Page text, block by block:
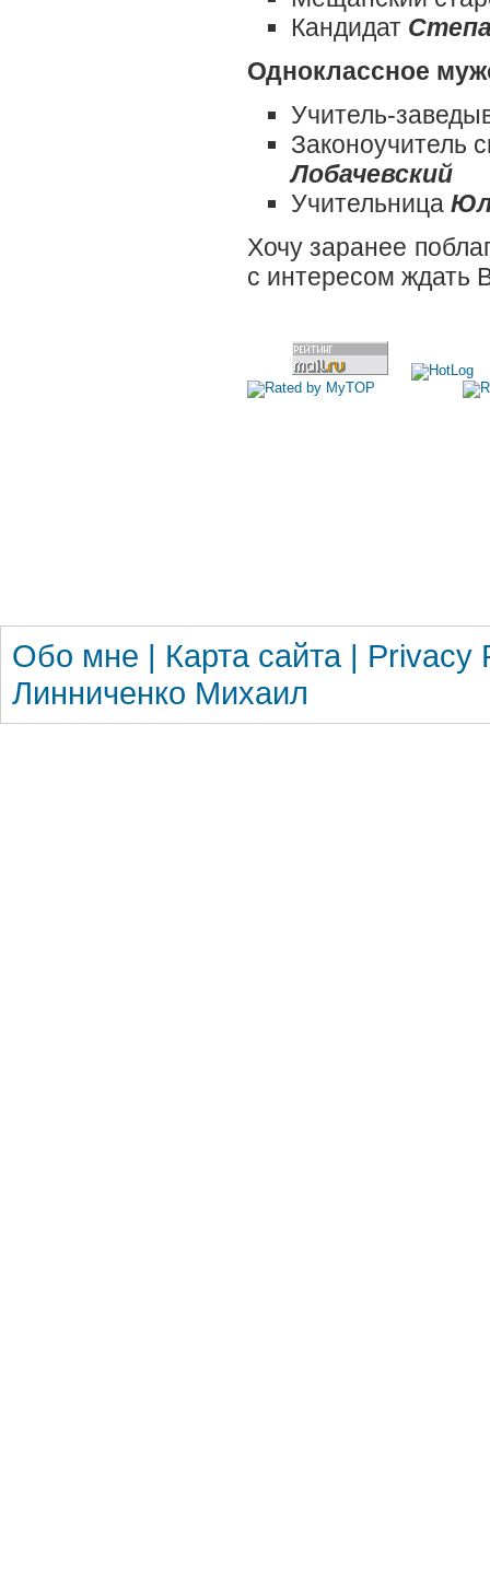
Кандидат
Одноклассное
Учитель-
Законоучитель
Лобачевский
Учительница
Хочу заранее
с интересом ждать
Обо мне | Карта сайта| Privacy
Линниченко Михаил